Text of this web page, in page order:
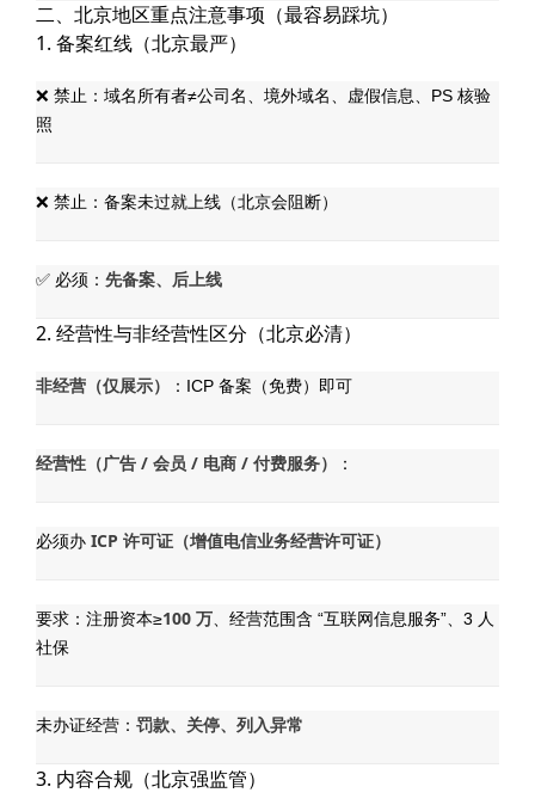
二、北京地区重点注意事项（最容易踩坑）
1. 备案红线（北京最严）
❌ 禁止：域名所有者≠公司名、境外域名、虚假信息、PS 核验
照
❌ 禁止：备案未过就上线（北京会阻断）
✅ 必须： 先备案、后上线
2. 经营性与非经营性区分（北京必清）
非经营（仅展示） ：ICP 备案（免费）即可
经营性（广告 / 会员 / 电商 / 付费服务） ：
必须办 ICP 许可证（增值电信业务经营许可证）
要求：注册资本≥100 万 、经营范围含 “互联网信息服务”、3 人
社保
未办证经营： 罚款、关停、列入异常
3. 内容合规（北京强监管）